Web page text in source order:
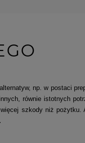
np. w postaci
równie istotnych
szkody niż